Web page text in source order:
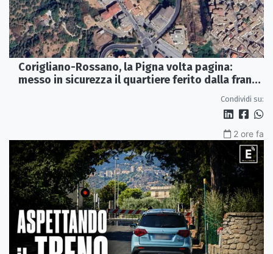
Corigliano-Rossano, la Pigna volta pagina:
messo in sicurezza il quartiere ferito dalla frana
Condividi su:
2 ore fa